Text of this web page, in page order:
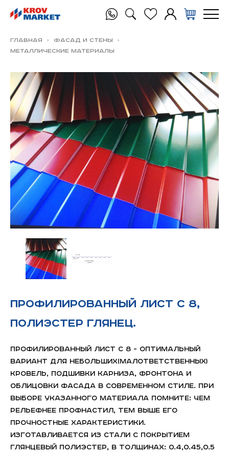
Главная
Фасад и стены
Металлические материалы
Профилированный лист С 8,
полиэстер глянец.
Профилированный лист С 8 - оптимальный
вариант для небольших(малответственных)
кровель, подшивки карниза, фронтона и
облицовки фасада в современном стиле. При
выборе указанного материала помните: чем
рельефнее профнастил, тем выше его
прочностные характеристики.
Изготавливается из стали с покрытием
глянцевый полиэстер, в толщинах: 0.4,0.45,0.5